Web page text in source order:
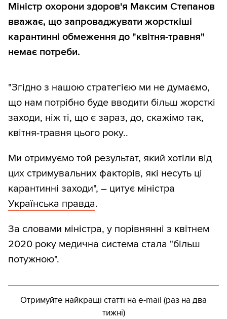
Міністр охорони здоров'я Максим Степанов
вважає, що запроваджувати жорсткіші
карантинні обмеження до "квітня-травня"
немає потреби.
"Згідно з нашою стратегією ми не думаємо,
що нам потрібно буде вводити більш жорсткі
заходи, ніж ті, що є зараз, до, скажімо так,
квітня-травня цього року..
Ми отримуємо той результат, який хотіли від
цих стримувальних факторів, які несуть ці
карантинні заходи", – цитує міністра
Українська правда.
За словами міністра, у порівнянні з квітнем
2020 року медична система стала "більш
потужною".
Отримуйте найкращі статті на e-mail (раз на два
тижні)